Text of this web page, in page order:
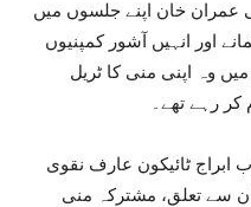
عمران خان اپنے جلسوں میں
اور انہیں آشور کمپنیوں
وہ اپنی منی کا ٹریل
کر رہے تھے۔
ابراج ٹائیکون عارف نقوی
سے تعلق، مشترکہ منی